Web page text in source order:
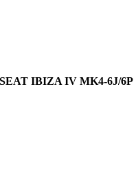
SEAT IBIZA IV MK4-6J/6P